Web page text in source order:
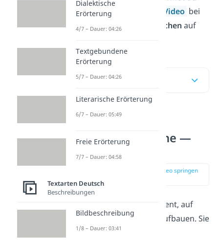
hier im Beitrag
Video bei
unserenFamilien Sprüchen auf
Inhaltsübersicht
Familien Sprüche —
unsere Top 5
zur Stelle im Video springen
ist das Fundament, auf
dem wir unser Leben aufbauen. Sie
gibt uns Halt, Liebe und
Dialektische
Erörterung
4/7 – Dauer: 04:26
Textgebundene
Erörterung
5/7 – Dauer: 04:26
Literarische Erörterung
6/7 – Dauer: 05:49
Freie Erörterung
7/7 – Dauer: 04:58
Textarten Deutsch
Beschreibungen
Bildbeschreibung
1/8 – Dauer: 03:41